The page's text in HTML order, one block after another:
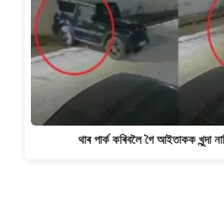
থাৰ পাৰ্ক কৰিবলৈ গৈ আইতাকক খুন্দা